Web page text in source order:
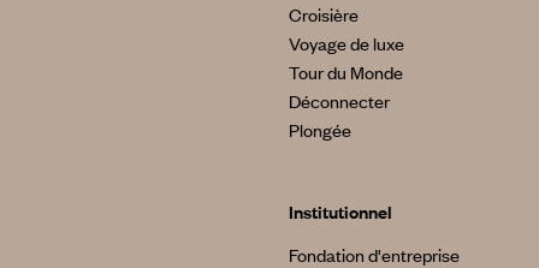
Croisière
Voyage de luxe
Tour du Monde
Déconnecter
Plongée
Institutionnel
Fondation d'entreprise